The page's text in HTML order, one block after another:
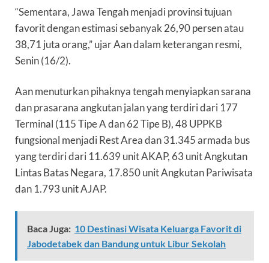
“Sementara, Jawa Tengah menjadi provinsi tujuan
favorit dengan estimasi sebanyak 26,90 persen atau
38,71 juta orang,” ujar Aan dalam keterangan resmi,
Senin (16/2).
Aan menuturkan pihaknya tengah menyiapkan sarana
dan prasarana angkutan jalan yang terdiri dari 177
Terminal (115 Tipe A dan 62 Tipe B), 48 UPPKB
fungsional menjadi Rest Area dan 31.345 armada bus
yang terdiri dari 11.639 unit AKAP, 63 unit Angkutan
Lintas Batas Negara, 17.850 unit Angkutan Pariwisata
dan 1.793 unit AJAP.
Baca Juga: 10 Destinasi Wisata Keluarga Favorit di
Jabodetabek dan Bandung untuk Libur Sekolah